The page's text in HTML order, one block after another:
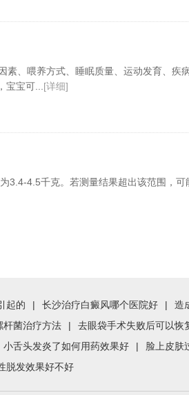
素、喂养方式、睡眠质量、运动发育、疾
宝可... [详细]
3.4-4.5千克。若测量结果超出该范围，可
起的 | 长沙治疗白癜风哪个医院好 | 造
杆菌治疗方法 | 去眼袋手术失败后可以恢
小舌头发炎了如何用药效果好 | 脸上皮肤
脱发效果好不好